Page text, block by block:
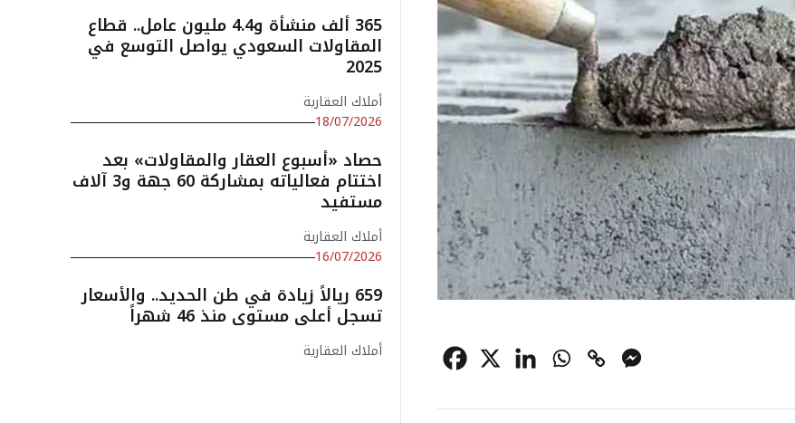
365 ألف منشأة و4.4 مليون عامل.. قطاع
المقاولات السعودي يواصل التوسع في
2025
أملاك العقارية
18/07/2026
حصاد «أسبوع العقار والمقاولات» بعد
اختتام فعالياته بمشاركة 60 جهة و3 آلاف
مستفيد
أملاك العقارية
16/07/2026
659 ريالاً زيادة في طن الحديد.. والأسعار
تسجل أعلى مستوى منذ 46 شهراً
أملاك العقارية